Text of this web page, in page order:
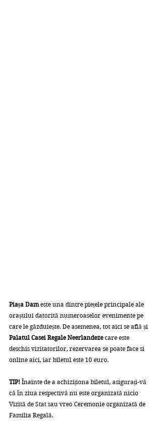
Piața Dam este una dintre piețele principale ale
orașului datorită numeroaselor evenimente pe
care le găzduiește. De asemenea, tot aici se află și
Palatul Casei Regale Neerlandeze care este
deschis vizitatorilor, rezervarea se poate face si
online aici, iar biletul este 10 euro.
TIP! Înainte de a achiziționa biletul, asigurați-vă
că în ziua respectivă nu este organizată nicio
Vizită de Stat sau vreo Ceremonie organizată de
Familia Regală.